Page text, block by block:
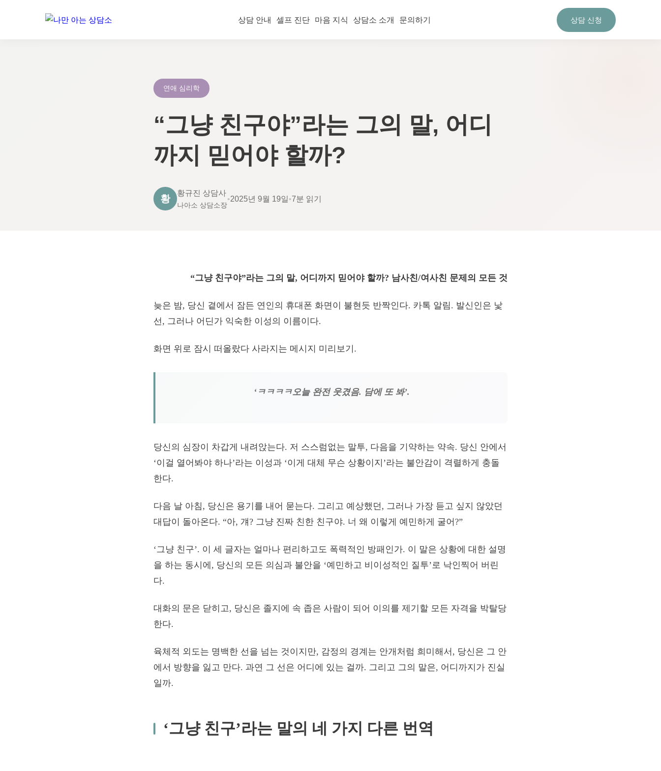
상담 안내 셀프 진단 마음 지식 상담소 소개 문의하기 상담 신청
연애 심리학
“그냥 친구야”라는 그의 말, 어디
까지 믿어야 할까?
황
황규진 상담사
나아소 상담소장
•2025년 9월 19일•7분 읽기
“그냥 친구야”라는 그의 말, 어디까지 믿어야 할까? 남사친/여사친 문제의 모든 것
늦은 밤, 당신 곁에서 잠든 연인의 휴대폰 화면이 불현듯 반짝인다. 카톡 알림. 발신인은 낯
선, 그러나 어딘가 익숙한 이성의 이름이다.
화면 위로 잠시 떠올랐다 사라지는 메시지 미리보기.
‘ㅋㅋㅋㅋ오늘 완전 웃겼음. 담에 또 봐’.
당신의 심장이 차갑게 내려앉는다. 저 스스럼없는 말투, 다음을 기약하는 약속. 당신 안에서
‘이걸 열어봐야 하나’라는 이성과 ‘이게 대체 무슨 상황이지’라는 불안감이 격렬하게 충돌
한다.
다음 날 아침, 당신은 용기를 내어 묻는다. 그리고 예상했던, 그러나 가장 듣고 싶지 않았던
대답이 돌아온다. “아, 걔? 그냥 진짜 친한 친구야. 너 왜 이렇게 예민하게 굴어?”
‘그냥 친구’. 이 세 글자는 얼마나 편리하고도 폭력적인 방패인가. 이 말은 상황에 대한 설명
을 하는 동시에, 당신의 모든 의심과 불안을 ‘예민하고 비이성적인 질투’로 낙인찍어 버린
다.
대화의 문은 닫히고, 당신은 졸지에 속 좁은 사람이 되어 이의를 제기할 모든 자격을 박탈당
한다.
육체적 외도는 명백한 선을 넘는 것이지만, 감정의 경계는 안개처럼 희미해서, 당신은 그 안
에서 방향을 잃고 만다. 과연 그 선은 어디에 있는 걸까. 그리고 그의 말은, 어디까지가 진실
일까.
‘그냥 친구’라는 말의 네 가지 다른 번역